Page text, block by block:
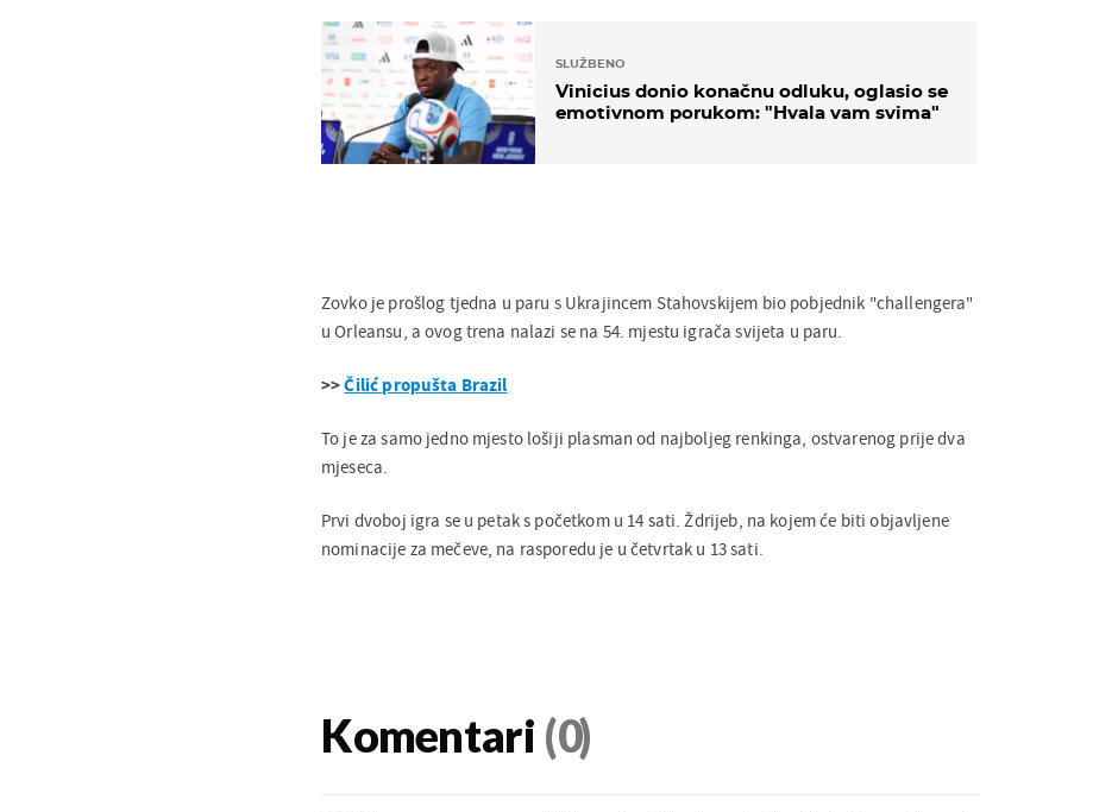
SLUŽBENO
Vinicius donio konačnu odluku, oglasio se
emotivnom porukom: "Hvala vam svima"
Zovko je prošlog tjedna u paru s Ukrajincem Stahovskijem bio pobjednik "challengera"
u Orleansu, a ovog trena nalazi se na 54. mjestu igrača svijeta u paru.
>>Čilić propušta Brazil
To je za samo jedno mjesto lošiji plasman od najboljeg renkinga, ostvarenog prije dva
mjeseca.
Prvi dvoboj igra se u petak s početkom u 14 sati. Ždrijeb, na kojem će biti objavljene
nominacije za mečeve, na rasporedu je u četvrtak u 13 sati.
Komentari (0)